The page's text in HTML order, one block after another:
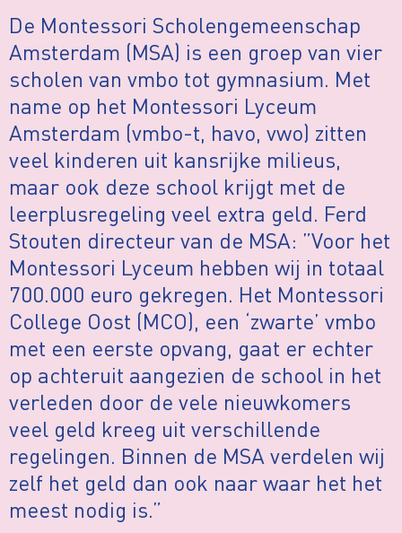
De Montessori Scholengemeenschap
Amsterdam (MSA) is een groep van vier
scholen van vmbo tot gymnasium. Met
name op het Montessori Lyceum
Amsterdam (vmbo-t, havo, vwo) zitten
veel kinderen uit kansrijke milieus,
maar ook deze school krijgt met de
leerplusregeling veel extra geld. Ferd
Stouten directeur van de MSA: ”Voor het
Montessori Lyceum hebben wij in totaal
700.000 euro gekregen. Het Montessori
College Oost (MCO), een ‘zwarte’ vmbo
met een eerste opvang, gaat er echter
op achteruit aangezien de school in het
verleden door de vele nieuwkomers
veel geld kreeg uit verschillende
regelingen. Binnen de MSA verdelen wij
zelf het geld dan ook naar waar het het
meest nodig is.”